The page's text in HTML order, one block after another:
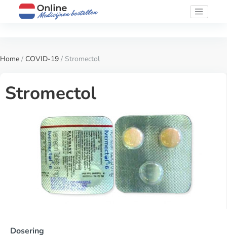
Home / COVID-19 / Stromectol
Stromectol
Dosering